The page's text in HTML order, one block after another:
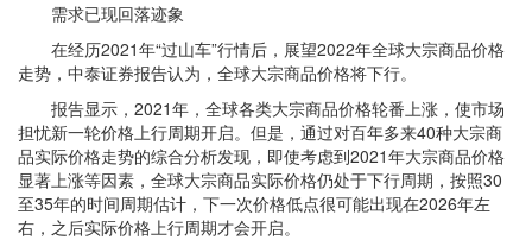
需求已现回落迹象
在经历2021年“过山车”行情后，展望2022年全球大宗商品价格
走势，中泰证券报告认为，全球大宗商品价格将下行。
报告显示，2021年，全球各类大宗商品价格轮番上涨，使市场
担忧新一轮价格上行周期开启。但是，通过对百年多来40种大宗商
品实际价格走势的综合分析发现，即使考虑到2021年大宗商品价格
显著上涨等因素，全球大宗商品实际价格仍处于下行周期，按照30
至35年的时间周期估计，下一次价格低点很可能出现在2026年左
右，之后实际价格上行周期才会开启。